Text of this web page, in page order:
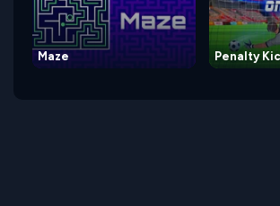
Maze Penalty